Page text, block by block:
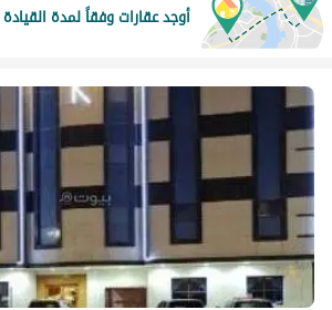
أوجد عقارات وفقاً لمدة القيادة